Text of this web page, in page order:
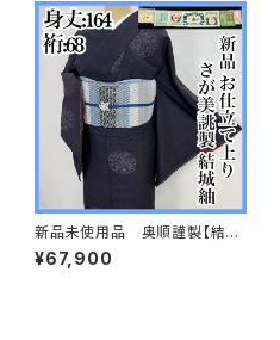
新品未使用品 奥順謹製【結城
紬】お仕立て上り おく玉 正絹
さが美 証紙s715
¥67,900